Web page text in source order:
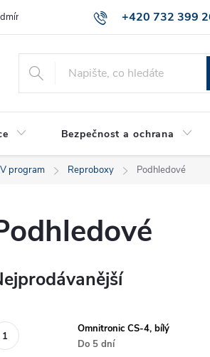
+420 732 399
ochrany osobních údajů Reklamace
Bezpečnost a ochrana
program Reproboxy Podhledové
Omnitronic CS-4, bílý
Do 5 dní